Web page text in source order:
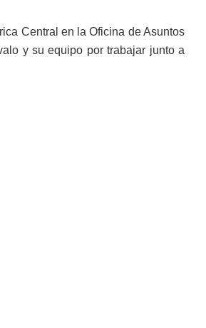
Central en la Oficina de Asuntos
y su equipo por trabajar junto a